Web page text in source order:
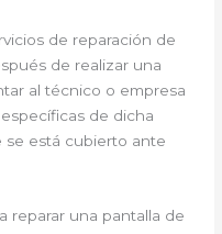
de reparación de
de realizar una
al técnico o empresa
de dicha
se está cubierto ante
reparar una pantalla de